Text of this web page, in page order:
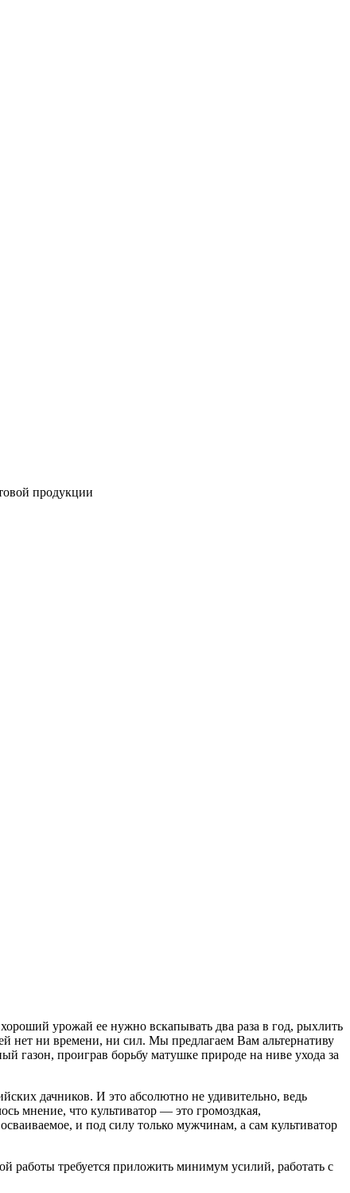
продукции
урожай ее нужно вскапывать два раза в год, рыхлить
нет ни времени, ни сил. Мы предлагаем Вам альтернативу
газон, проиграв борьбу матушке природе на ниве ухода за
дачников. И это абсолютно не удивительно, ведь
мнение, что культиватор — это громоздкая,
и под силу только мужчинам, а сам культиватор
работы требуется приложить минимум усилий, работать с